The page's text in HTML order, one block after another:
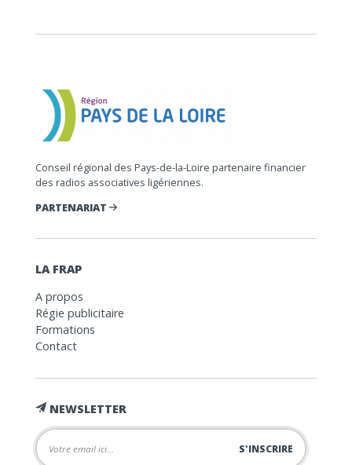
Conseil régional des Pays-de-la-Loire partenaire financier
des radios associatives ligériennes.
PARTENARIAT
LA FRAP
A propos
Régie publicitaire
Formations
Contact
NEWSLETTER